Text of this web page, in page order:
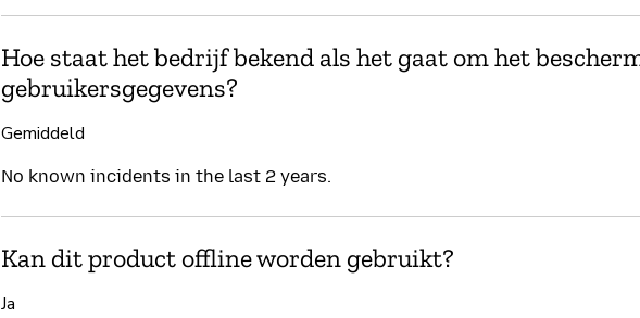
Hoe staat het bedrijf bekend als het gaat om het
gebruikersgegevens?
Gemiddeld
No known incidents in the last 2 years.
Kan dit product offline worden gebruikt?
Ja